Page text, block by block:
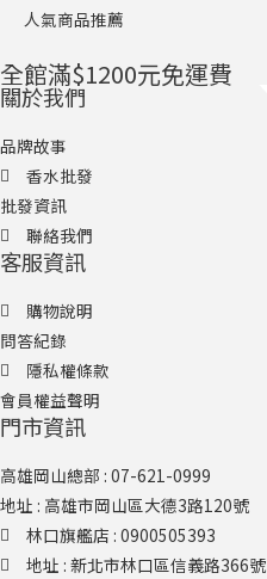
人氣商品推薦
全館滿$1200元免運費
關於我們
品牌故事
香水批發
批發資訊
聯絡我們
客服資訊
購物說明
問答紀錄
隱私權條款
會員權益聲明
門市資訊
高雄岡山總部 : 07-621-0999
地址 : 高雄市岡山區大德3路120號
林口旗艦店​ : 0900505393
地址 : 新北市林口區信義路366號